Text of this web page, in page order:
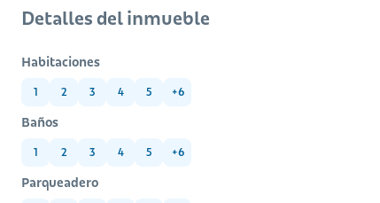
Detalles del inmueble
Habitaciones
1 2 3 4 5 +6
Baños
1 2 3 4 5 +6
Parqueadero